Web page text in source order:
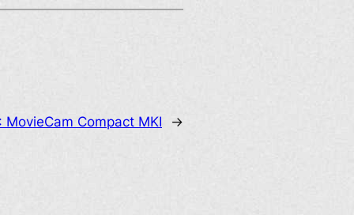
MovieCam Compact MKI →